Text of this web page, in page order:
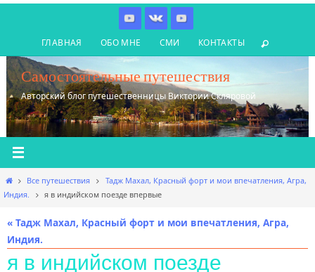
содержимому
ГЛАВНАЯ ОБО МНЕ СМИ КОНТАКТЫ
Самостоятельные путешествия
Авторский блог путешественницы Виктории Скляровой
Главная
Все путешествия
Тадж Махал, Красный форт и мои впечатления, Агра,
Индия.
я в индийском поезде впервые
« Тадж Махал, Красный форт и мои впечатления, Агра,
Индия.
я в индийском поезде